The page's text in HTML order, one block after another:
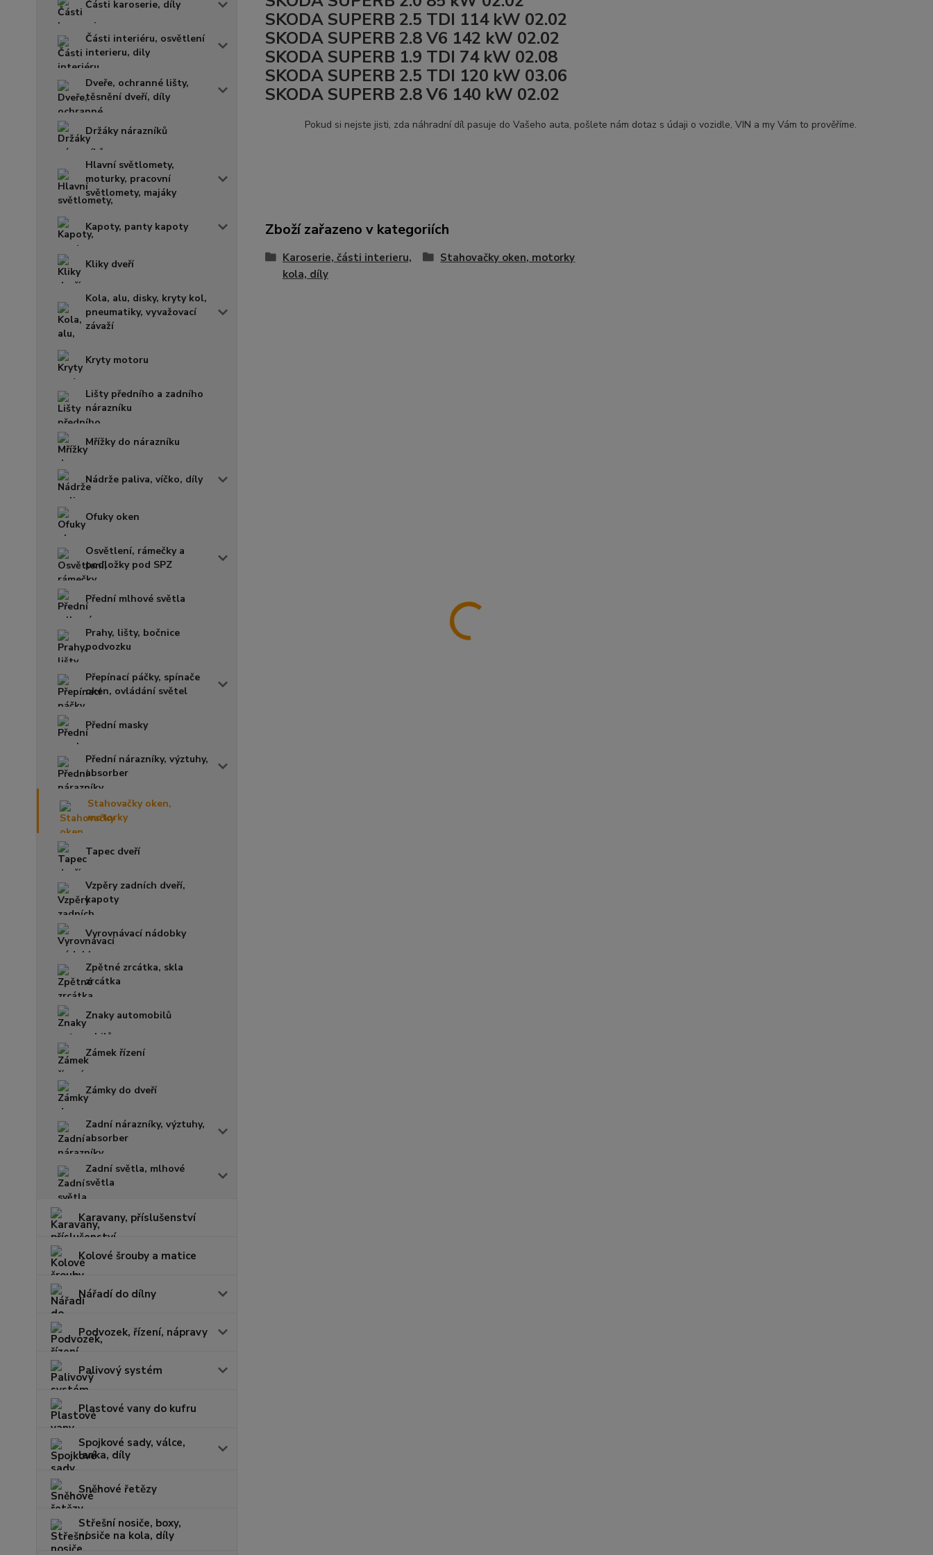
Části karoserie, díly
Části interiéru, osvětlení
interieru, dily
Dveře, ochranné lišty,
těsnění dveří, díly
Držáky nárazníků
Hlavní světlomety,
moturky, pracovní
světlomety, majáky
Kapoty, panty kapoty
Kliky dveří
Kola, alu, disky, kryty kol,
pneumatiky, vyvažovací
závaží
Kryty motoru
Lišty předního a zadního
nárazníku
Mřížky do nárazníku
Nádrže paliva, víčko, díly
Ofuky oken
Osvětlení, rámečky a
podložky pod SPZ
Přední mlhové světla
Prahy, lišty, bočnice
podvozku
Přepínací páčky, spínače
oken, ovládání světel
Přední masky
Přední nárazníky, výztuhy,
absorber
Stahovačky oken,
motorky
Tapec dveří
Vzpěry zadních dveří,
kapoty
Vyrovnávací nádobky
Zpětné zrcátka, skla
zrcátka
Znaky automobilů
Zámek řízení
Zámky do dveří
Zadní nárazníky, výztuhy,
absorber
Zadní světla, mlhové
světla
Karavany, příslušenství
Kolové šrouby a matice
Nářadí do dílny
Podvozek, řízení, nápravy
Palivový systém
Plastové vany do kufru
Spojkové sady, válce,
lanka, díly
Sněhové řetězy
Střešní nosiče, boxy,
nosiče na kola, díly
SKODA SUPERB 2.5 TDI 114 kW 02.02
SKODA SUPERB 2.8 V6 142 kW 02.02
SKODA SUPERB 1.9 TDI 74 kW 02.08
SKODA SUPERB 2.5 TDI 120 kW 03.06
SKODA SUPERB 2.8 V6 140 kW 02.02
Pokud si nejste jisti, zda náhradní díl pasuje do Vašeho auta, pošlete nám dotaz s údaji o vozidle, VIN a my Vám to prověříme.
Zboží zařazeno v kategoriích
Karoserie, části interieru,
kola, díly
Stahovačky oken, motorky